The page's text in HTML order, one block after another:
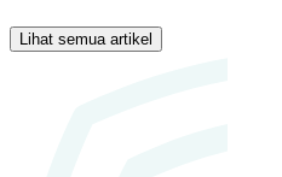
Lihat semua artikel